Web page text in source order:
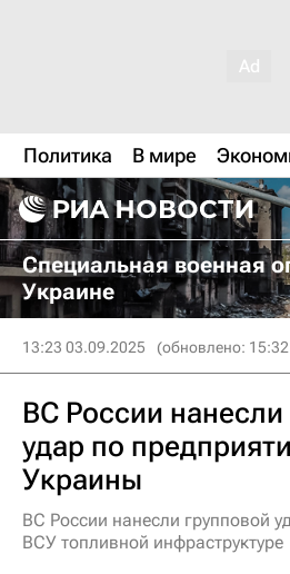
Политика В мире
Специальная военная
Украине
13:23 03.09.2025 (обновлено:
ВС России нанесли
удар по
Украины
ВС России нанесли групповой
ВСУ топливной инфраструктуре